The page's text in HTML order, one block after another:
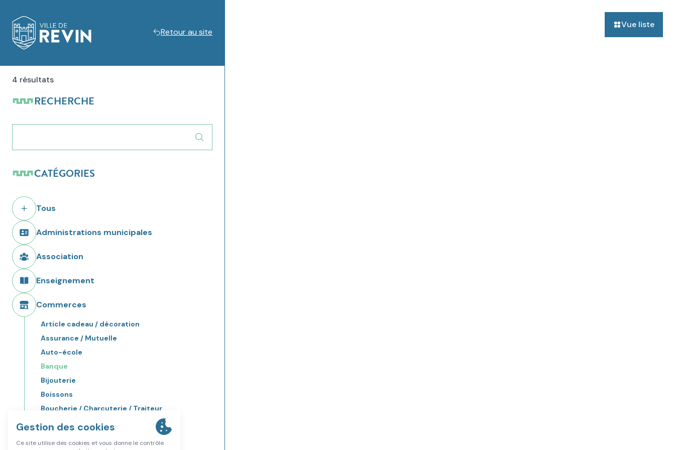
Retour au site
4 résultats
RECHERCHE
CATÉGORIES
Tous
Administrations municipales
Association
Enseignement
Commerces
Article cadeau / décoration
Assurance / Mutuelle
Auto-école
Banque
Bijouterie
Boissons
Boucherie / Charcuterie / Traiteur
Boulangerie / Patisserie
Vue liste